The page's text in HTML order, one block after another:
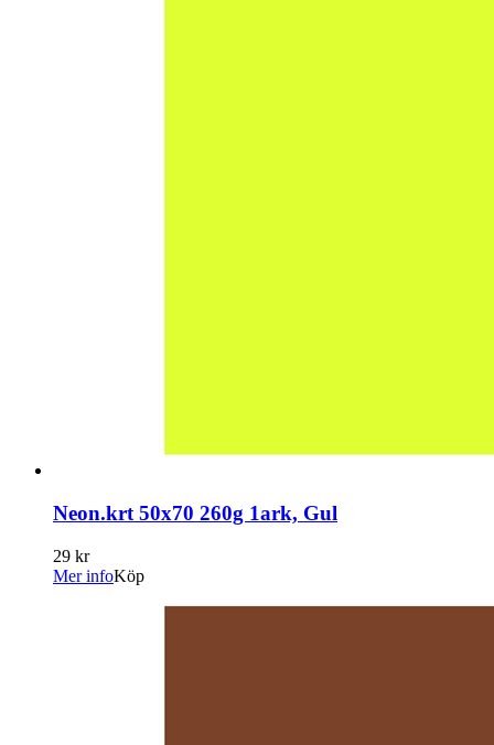
Neon.krt 50x70 260g 1ark, Gul
29 kr
Mer infoKöp